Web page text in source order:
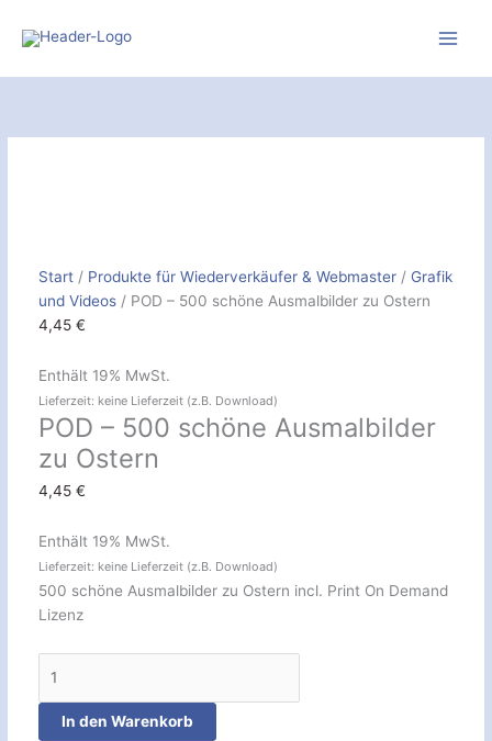
Inhalt
Start/ Produkte für Wiederverkäufer & Webmaster/ Grafik
und Videos/ POD – 500 schöne Ausmalbilder zu Ostern
4,45 €
Enthält 19% MwSt.
Lieferzeit: keine Lieferzeit (z.B. Download)
POD – 500 schöne Ausmalbilder
zu Ostern
4,45 €
Enthält 19% MwSt.
Lieferzeit: keine Lieferzeit (z.B. Download)
500 schöne Ausmalbilder zu Ostern incl. Print On Demand
Lizenz
500
Menge
In den Warenkorb